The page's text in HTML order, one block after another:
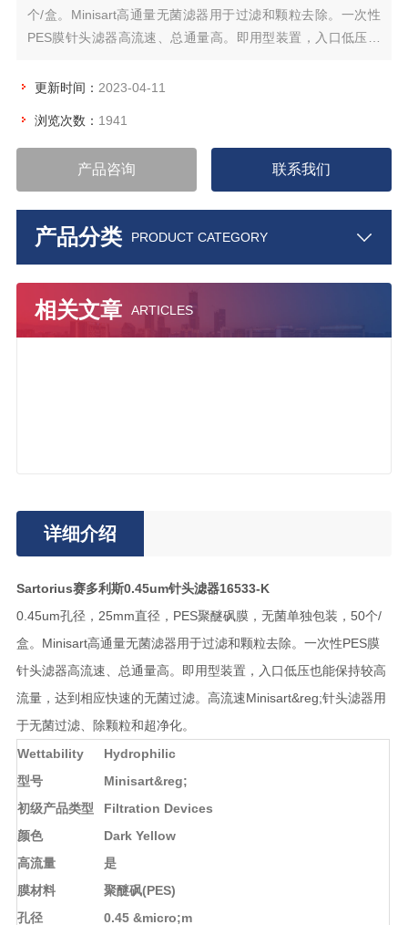
个/盒。Minisart高通量无菌滤器用于过滤和颗粒去除。一次性
PES膜针头滤器高流速、总通量高。即用型装置，入口低压也
针头滤器用于无菌过滤、除颗粒和超净化。
更新时间： 2023-04-11
浏览次数： 1941
产品咨询 联系我们
产品分类 PRODUCT CATEGORY
相关文章 ARTICLES
详细介绍
Sartorius赛多利斯0.45um针头滤器16533-K
0.45um孔径，25mm直径，PES聚醚砜膜，无菌单独包装，50个/
盒。Minisart高通量无菌滤器用于过滤和颗粒去除。一次性PES膜
针头滤器高流速、总通量高。即用型装置，入口低压也能保持较高
流量，达到相应快速的无菌过滤。高流速Minisart&reg;针头滤器用
于无菌过滤、除颗粒和超净化。
Wettability
Hydrophilic
型号
Minisart&reg;
初级产品类型
Filtration Devices
颜色
Dark Yellow
高流量
是
膜材料
聚醚砜(PES)
孔径
0.45 &micro;m